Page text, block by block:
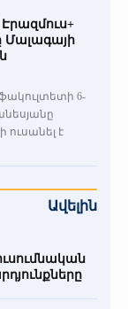
Մալագայի
6-
ուսանել է
Ավելին